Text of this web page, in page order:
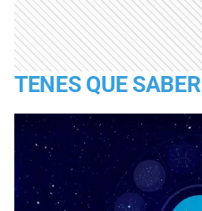
TENES QUE SABER